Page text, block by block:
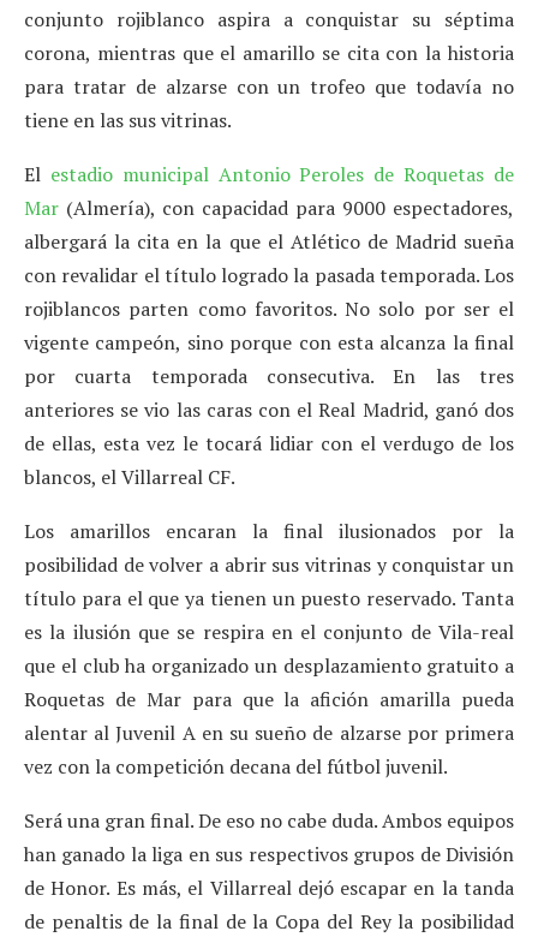
conjunto rojiblanco aspira a conquistar su séptima
corona, mientras que el amarillo se cita con la historia
para tratar de alzarse con un trofeo que todavía no
tiene en las sus vitrinas.
El estadio municipal Antonio Peroles de Roquetas de
Mar (Almería), con capacidad para 9000 espectadores,
albergará la cita en la que el Atlético de Madrid sueña
con revalidar el título logrado la pasada temporada. Los
rojiblancos parten como favoritos. No solo por ser el
vigente campeón, sino porque con esta alcanza la final
por cuarta temporada consecutiva. En las tres
anteriores se vio las caras con el Real Madrid, ganó dos
de ellas, esta vez le tocará lidiar con el verdugo de los
blancos, el Villarreal CF.
Los amarillos encaran la final ilusionados por la
posibilidad de volver a abrir sus vitrinas y conquistar un
título para el que ya tienen un puesto reservado. Tanta
es la ilusión que se respira en el conjunto de Vila-real
que el club ha organizado un desplazamiento gratuito a
Roquetas de Mar para que la afición amarilla pueda
alentar al Juvenil A en su sueño de alzarse por primera
vez con la competición decana del fútbol juvenil.
Será una gran final. De eso no cabe duda. Ambos equipos
han ganado la liga en sus respectivos grupos de División
de Honor. Es más, el Villarreal dejó escapar en la tanda
de penaltis de la final de la Copa del Rey la posibilidad